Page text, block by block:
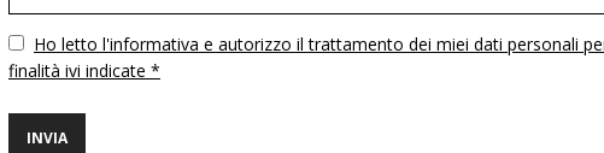
VuotoHo letto l'informativa e autorizzo il trattamento dei miei dati personali
finalità ivi indicate *